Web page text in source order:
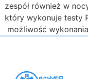
zespół również w
który wykonuje testy
możliwość